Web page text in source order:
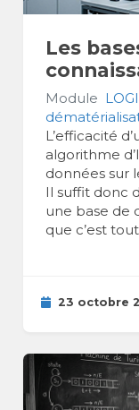
Les
Module
L’efficacité
algorithme
données sur
Il suffit donc
une base de
que c’est
23 octobre